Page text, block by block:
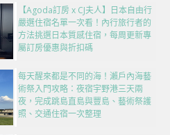
【Agoda訂房 x CJ夫人】日本自由行
嚴選住宿名單一次看！內行旅行者的
方法挑選日本質感住宿，每周更新專
屬訂房優惠與折扣碼
每天醒來都是不同的海！瀨戶內海藝
術祭入門攻略：夜宿宇野港三天兩
夜，完成跳島直島與豐島、藝術祭護
照、交通住宿一次整理